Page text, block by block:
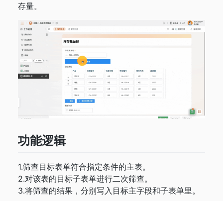
存量。
功能逻辑
1.筛查目标表单符合指定条件的主表。
2.对该表的目标子表单进行二次筛查。
3.将筛查的结果，分别写入目标主字段和子表单里。